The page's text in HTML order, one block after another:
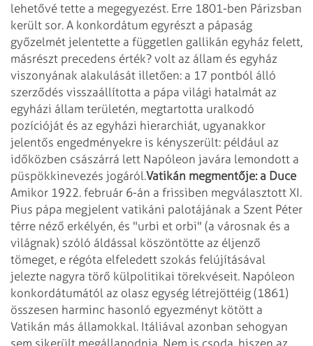
lehetővé tette a megegyezést. Erre 1801-ben Párizsban
került sor. A konkordátum egyrészt a pápaság
győzelmét jelentette a független gallikán egyház felett,
másrészt precedens érték? volt az állam és egyház
viszonyának alakulását illetően: a 17 pontból álló
szerződés visszaállította a pápa világi hatalmát az
egyházi állam területén, megtartotta uralkodó
pozícióját és az egyházi hierarchiát, ugyanakkor
jelentős engedményekre is kényszerült: például az
időközben császárrá lett Napóleon javára lemondott a
püspökkinevezés jogáról.Vatikán megmentője: a Duce
Amikor 1922. február 6-án a frissiben megválasztott XI.
Pius pápa megjelent vatikáni palotájának a Szent Péter
térre néző erkélyén, és "urbi et orbi" (a városnak és a
világnak) szóló áldással köszöntötte az éljenző
tömeget, e régóta elfeledett szokás felújításával
jelezte nagyra törő külpolitikai törekvéseit. Napóleon
konkordátumától az olasz egység létrejöttéig (1861)
összesen harminc hasonló egyezményt kötött a
Vatikán más államokkal. Itáliával azonban sehogyan
sem sikerült megállapodnia. Nem is csoda, hiszen az